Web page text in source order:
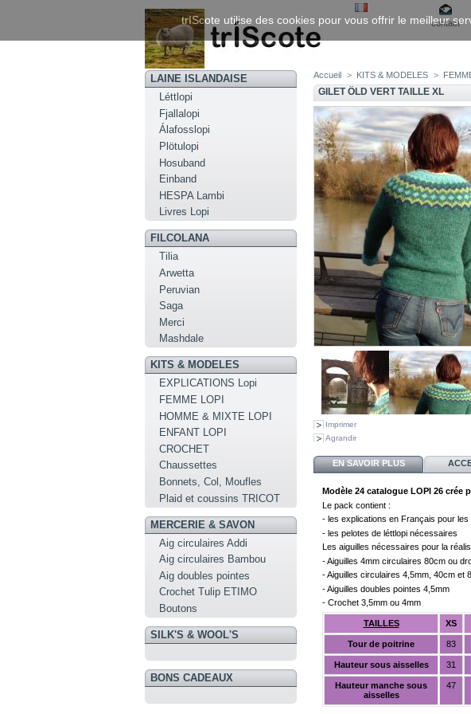
contact
LAINE ISLANDAISE
Léttlopi
Fjallalopi
Álafosslopi
Plötulopi
Hosuband
Einband
HESPA Lambi
Livres Lopi
FILCOLANA
Tilia
Arwetta
Peruvian
Saga
Merci
Mashdale
KITS & MODELES
EXPLICATIONS Lopi
FEMME LOPI
HOMME & MIXTE LOPI
ENFANT LOPI
CROCHET
Chaussettes
Bonnets, Col, Moufles
Plaid et coussins TRICOT
MERCERIE & SAVON
Aig circulaires Addi
Aig circulaires Bambou
Aig doubles pointes
Crochet Tulip ETIMO
Boutons
SILK'S & WOOL'S
BONS CADEAUX
Accueil > KITS & MODELES >
GILET ÖLD VERT TAILLE XL
Imprimer
Agrandir
EN SAVOIR PLUS
Modèle 24 catalogue LOPI 26 crée
Le pack contient :
- les explications en Français pour les
- les pelotes de léttlopi nécessaires
Les aiguilles nécessaires pour la
- Aiguilles 4mm circulaires 80cm ou
- Aiguilles circulaires 4,5mm, 40cm et
- Aiguilles doubles pointes 4,5mm
- Crochet 3,5mm ou 4mm
TAILLES XS
Tour de poitrine 83
Hauteur sous aisselles 31
Hauteur manche sous
aisselles
47
trIScote utilise des cookies pour vous offrir le meilleur